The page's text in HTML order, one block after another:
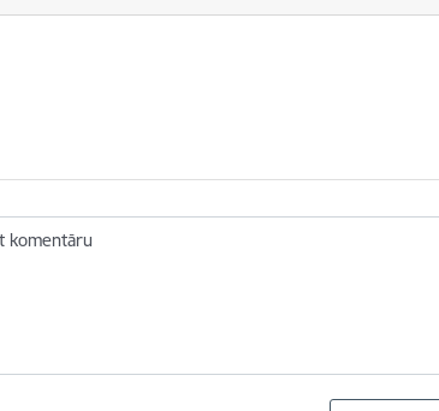
bija noderīga?
komentāru